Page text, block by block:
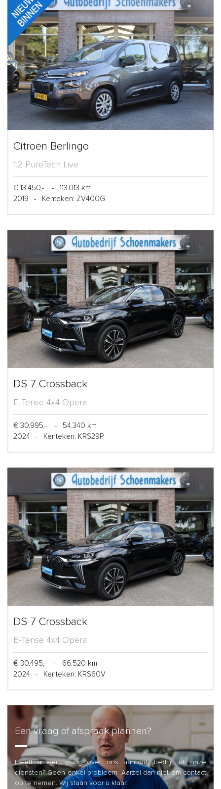
Citroën Berlingo
1.2 PureTech Live
€ 13.450,- -
113.013 km
2019
- Kenteken: ZV400G
DS 7 Crossback
E-Tense 4x4 Opera
€ 30.995,- -
54.340 km
2024
- Kenteken: KRS29P
DS 7 Crossback
E-Tense 4x4 Opera
€ 30.495,- -
66.520 km
2024
- Kenteken: KRS60V
Een vraag of afspraak plannen?
Heeft u een vraag over ons aanbod, bedrijf of onze
diensten? Geen enkel probleem. Aarzel dan niet om contact
op te nemen. Wij staan voor u klaar.